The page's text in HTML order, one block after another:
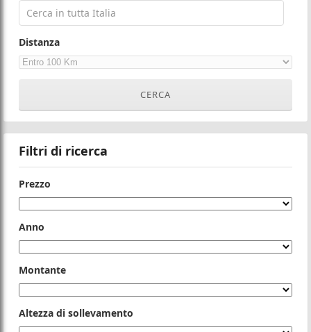
Distanza
Filtri di ricerca
Prezzo
Anno
Montante
Altezza di sollevamento